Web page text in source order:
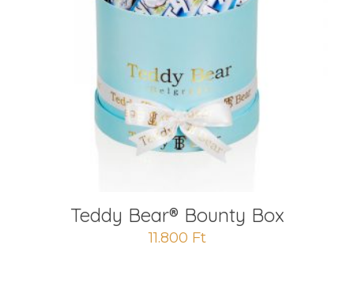
Teddy Bear® Bounty Box
11.800 Ft